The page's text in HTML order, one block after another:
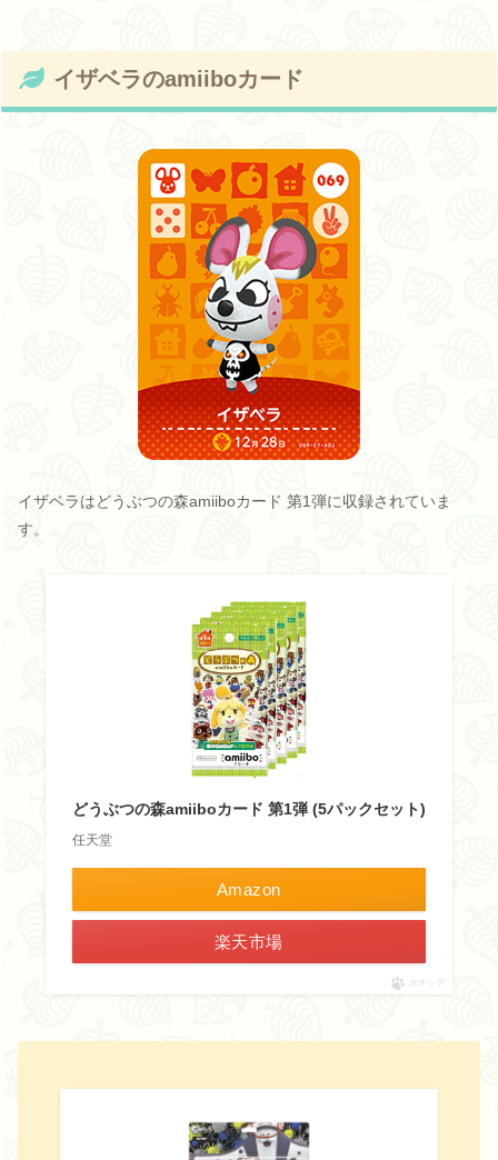
イザベラのamiiboカード
イザベラはどうぶつの森amiiboカード 第1弾に収録されていま
す。
どうぶつの森amiiboカード 第1弾 (5パックセット)
任天堂
Amazon
楽天市場
ポチップ